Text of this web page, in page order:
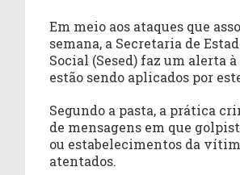
Em meio aos ataques que
semana, a Secretaria de
Social (Sesed) faz um alerta
estão sendo aplicados por
Segundo a pasta, a prática
de mensagens em que
ou estabelecimentos da
atentados.